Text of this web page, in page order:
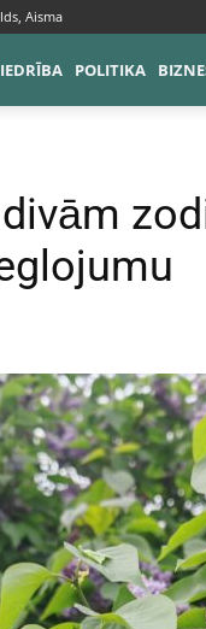
Aisma
POLITIKA